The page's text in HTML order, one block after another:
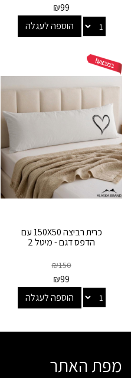
₪99
הוספה לעגלה
כרית רביצה 150X50 עם
הדפס דגם - מיטל 2
₪150
₪99
הוספה לעגלה
מפת האתר